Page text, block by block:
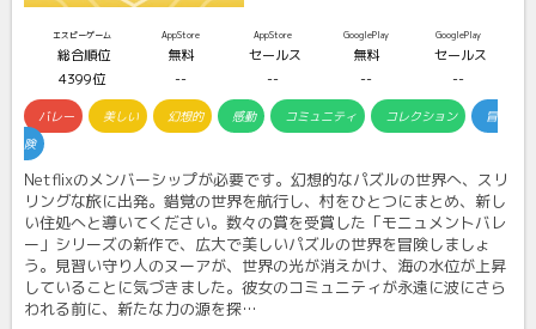
エスピーゲーム
総合順位
4399位
AppStore
無料
--
AppStore
セールス
--
GooglePlay
無料
--
GooglePlay
セールス
--
バレー 美しい 幻想的 感動 コミュニティ コレクション
冒
険
Netflixのメンバーシップが必要です。幻想的なパズルの世界へ、スリ
リングな旅に出発。錯覚の世界を航行し、村をひとつにまとめ、新し
い住処へと導いてください。数々の賞を受賞した「モニュメントバレ
ー」シリーズの新作で、広大で美しいパズルの世界を冒険しましょ
う。見習い守り人のヌーアが、世界の光が消えかけ、海の水位が上昇
していることに気づきました。彼女のコミュニティが永遠に波にさら
われる前に、新たな力の源を探…